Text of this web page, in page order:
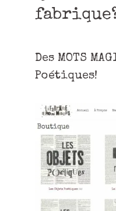
Des MOTS
Poétiques!